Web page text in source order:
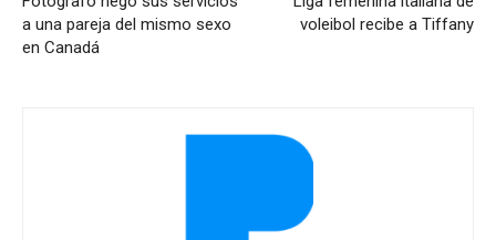
a una pareja del mismo sexo
en Canadá
voleibol recibe a Tiffany